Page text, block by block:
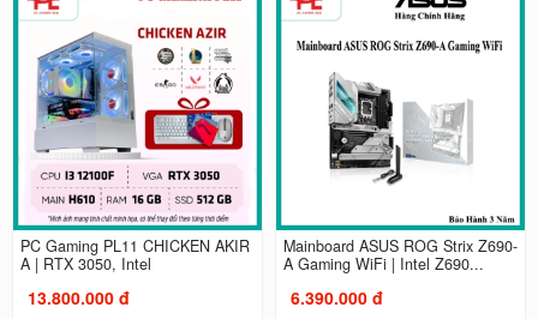
PC Gaming PL11 CHICKEN AKIR
A | RTX 3050, Intel
13.800.000 đ
Mainboard ASUS ROG Strix Z690-
A Gaming WiFi | Intel Z690...
6.390.000 đ